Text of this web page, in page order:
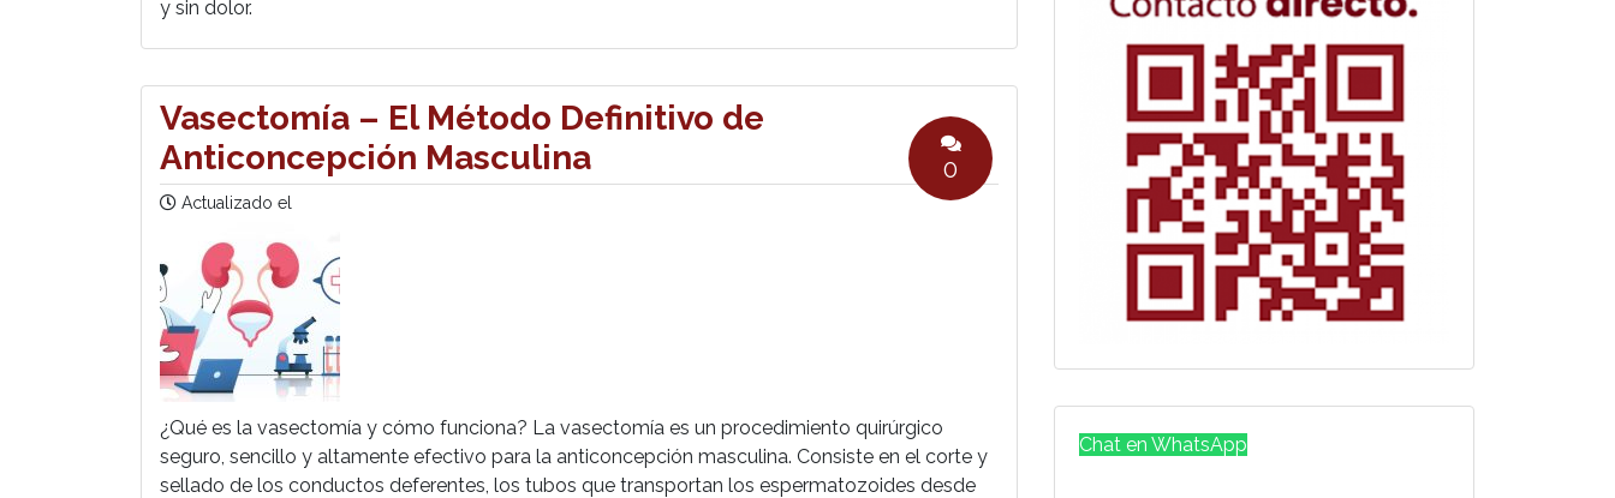
y sin dolor.
Vasectomía – El Método Definitivo de
Anticoncepción Masculina
Actualizado el
0
¿Qué es la vasectomía y cómo funciona? La vasectomía es un procedimiento quirúrgico
seguro, sencillo y altamente efectivo para la anticoncepción masculina. Consiste en el corte y
sellado de los conductos deferentes, los tubos que transportan los espermatozoides desde
Chat en WhatsApp